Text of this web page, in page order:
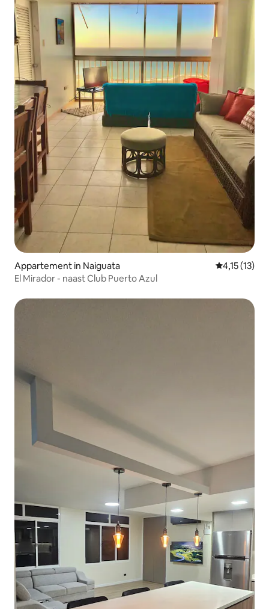
Appartement in Naiguata Gemiddelde
4,15 (13)
El Mirador - naast Club Puerto Azul